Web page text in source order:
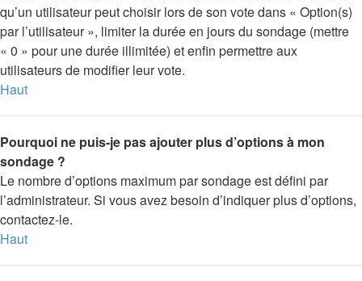
qu’un utilisateur peut choisir lors de son vote dans « Option(s)
par l’utilisateur », limiter la durée en jours du sondage (mettre
« 0 » pour une durée illimitée) et enfin permettre aux
utilisateurs de modifier leur vote.
Haut
Pourquoi ne puis-je pas ajouter plus d’options à mon
sondage ?
Le nombre d’options maximum par sondage est défini par
l’administrateur. Si vous avez besoin d’indiquer plus d’options,
contactez-le.
Haut